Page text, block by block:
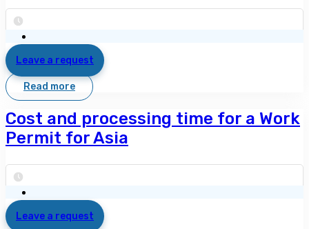
Leave a request
Read more
Cost and processing time for a Work
Permit for Asia
Leave a request